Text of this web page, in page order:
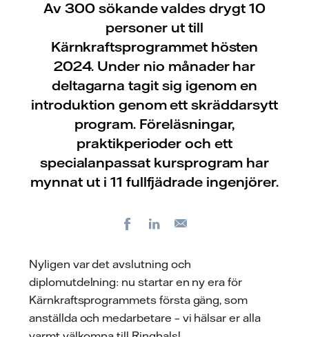
Av 300 sökande valdes drygt 10
personer ut till
Kärnkraftsprogrammet hösten
2024. Under nio månader har
deltagarna tagit sig igenom en
introduktion genom ett skräddarsytt
program. Föreläsningar,
praktikperioder och ett
specialanpassat kursprogram har
mynnat ut i 11 fullfjädrade ingenjörer.
FacebookLinkedIn
Nyligen var det avslutning och
diplomutdelning: nu startar en ny era för
Kärnkraftsprogrammets första gäng, som
anställda och medarbetare – vi hälsar er alla